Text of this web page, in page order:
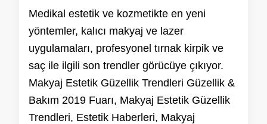
Medikal estetik ve kozmetikte en yeni
yöntemler, kalıcı makyaj ve lazer
uygulamaları, profesyonel tırnak kirpik ve
saç ile ilgili son trendler görücüye çıkıyor.
Makyaj Estetik Güzellik Trendleri Güzellik &
Bakım 2019 Fuarı, Makyaj Estetik Güzellik
Trendleri, Estetik Haberleri, Makyaj